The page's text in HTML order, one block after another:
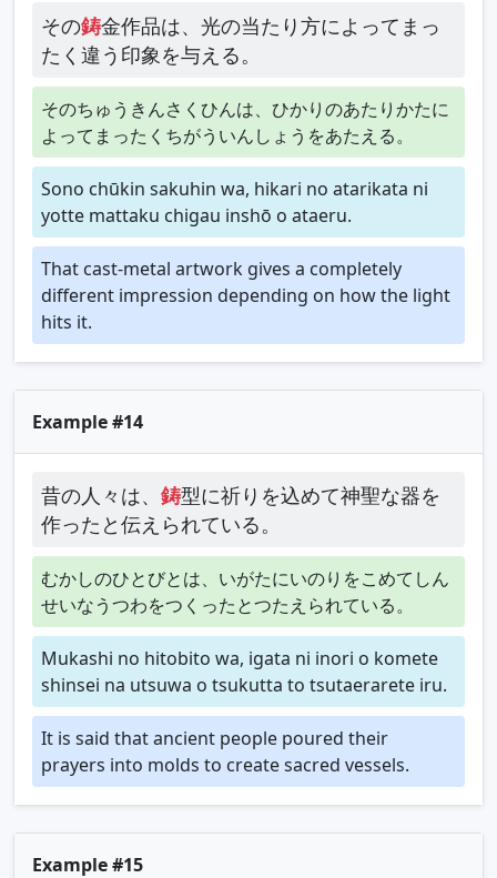
その鋳金作品は、光の当たり方によってまっ
たく違う印象を与える。
そのちゅうきんさくひんは、ひかりのあたりかたに
よってまったくちがういんしょうをあたえる。
Sono chūkin sakuhin wa, hikari no atarikata ni
yotte mattaku chigau inshō o ataeru.
That cast-metal artwork gives a completely
different impression depending on how the light
hits it.
Example #14
昔の人々は、 鋳型に祈りを込めて神聖な器を
作ったと伝えられている。
むかしのひとびとは、いがたにいのりをこめてしん
せいなうつわをつくったとつたえられている。
Mukashi no hitobito wa, igata ni inori o komete
shinsei na utsuwa o tsukutta to tsutaerarete iru.
It is said that ancient people poured their
prayers into molds to create sacred vessels.
Example #15